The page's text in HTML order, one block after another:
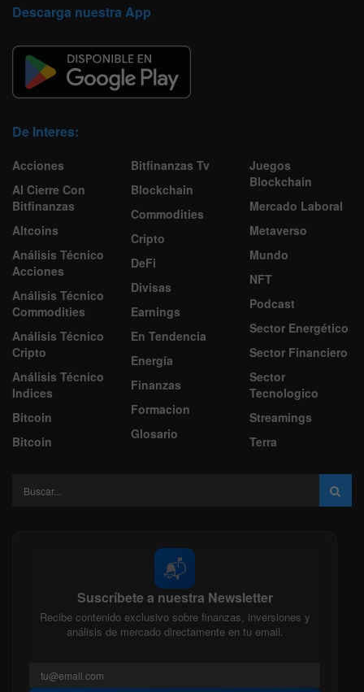
Descarga nuestra App
De Interes:
Acciones
Al Cierre Con
Bitfinanzas
Altcoins
Análisis Técnico
Acciones
Análisis Técnico
Commodities
Análisis Técnico
Cripto
Análisis Técnico
Indices
Bitcoin
Bitcoin
Bitfinanzas Tv
Blockchain
Commodities
Cripto
DeFi
Divisas
Earnings
En Tendencia
Energía
Finanzas
Formacion
Glosario
Juegos
Blockchain
Mercado Laboral
Metaverso
Mundo
NFT
Podcast
Sector Energético
Sector Financiero
Sector
Tecnologico
Streamings
Terra
📬
Suscríbete a nuestra Newsletter
Recibe contenido exclusivo sobre finanzas, inversiones y
análisis de mercado directamente en tu email.